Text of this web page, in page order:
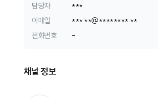
담당자
***
이메일
***.**@********.**
전화번호
-
채널 정보